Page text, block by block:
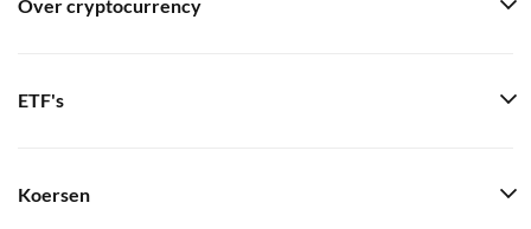
Over cryptocurrency
ETF's
Koersen